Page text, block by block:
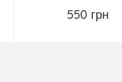
550 грн